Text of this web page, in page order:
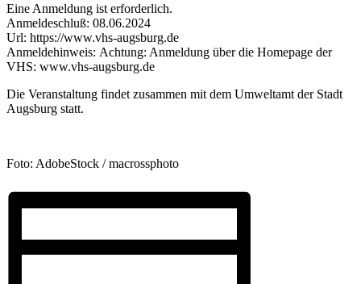
Eine Anmeldung ist erforderlich.
Anmeldeschluß: 08.06.2024
Url: https://www.vhs-augsburg.de
Anmeldehinweis: Achtung: Anmeldung über die Homepage der
VHS: www.vhs-augsburg.de
Die Veranstaltung findet zusammen mit dem Umweltamt der Stadt
Augsburg statt.
Foto: AdobeStock / macrossphoto